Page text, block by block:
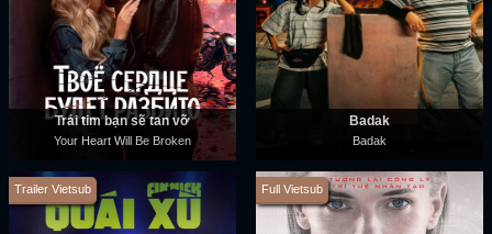
Trái tim bạn sẽ tan vỡ
Your Heart Will Be Broken
Badak
Badak
Trailer Vietsub Full Vietsub